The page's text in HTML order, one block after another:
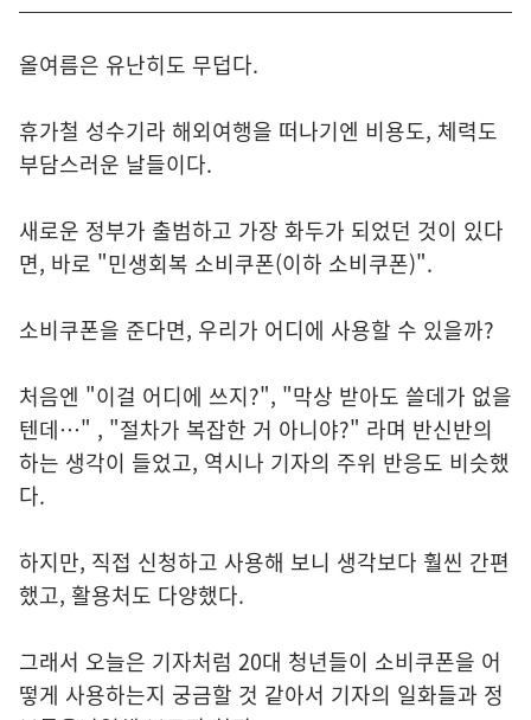
올여름은 유난히도 무덥다.
휴가철 성수기라 해외여행을 떠나기엔 비용도, 체력도
부담스러운 날들이다.
새로운 정부가 출범하고 가장 화두가 되었던 것이 있다
면, 바로 "민생회복 소비쿠폰(이하 소비쿠폰)".
소비쿠폰을 준다면, 우리가 어디에 사용할 수 있을까?
처음엔 "이걸 어디에 쓰지?", "막상 받아도 쓸데가 없을
텐데…" , "절차가 복잡한 거 아니야?" 라며 반신반의
하는 생각이 들었고, 역시나 기자의 주위 반응도 비슷했
다.
하지만, 직접 신청하고 사용해 보니 생각보다 훨씬 간편
했고, 활용처도 다양했다.
그래서 오늘은 기자처럼 20대 청년들이 소비쿠폰을 어
떻게 사용하는지 궁금할 것 같아서 기자의 일화들과 정